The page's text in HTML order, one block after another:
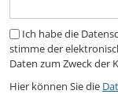
Ich habe die
stimme der
Daten zum Zweck der
Hier können Sie die